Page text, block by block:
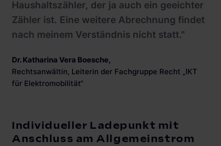
Haushaltszähler, der ja auch ein geeichter
Zähler ist. Eine weitere Abrechnung findet
nach meinem Verständnis nicht statt."
Dr. Katharina Vera Boesche,
Rechtsanwältin, Leiterin der Fachgruppe Recht „IKT
für Elektromobilität“
Individueller Ladepunkt mit
Anschluss am Allgemeinstrom